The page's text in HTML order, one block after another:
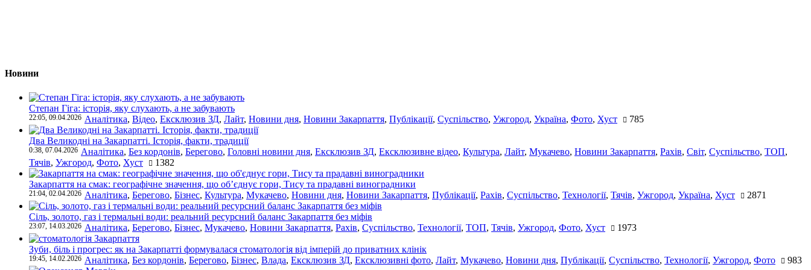
Новини
Степан Гіга: історія, яку слухають, а не забувають
22:05, 09.04.2026 Аналітика, Відео, Ексклюзив ЗД, Лайт, Новини дня, Новини Закарпаття, Публікації, Суспільство, Ужгород, Україна, Фото, Хуст 785
Два Великодні на Закарпатті. Історія, факти, традиції
0:38, 07.04.2026 Аналітика, Без кордонів, Берегово, Головні новини дня, Ексклюзив ЗД, Ексклюзивне відео, Культура, Лайт, Мукачево, Новини Закарпаття, Рахів, Світ, Суспільство, ТОП,
Тячів, Ужгород, Фото, Хуст 1382
Закарпаття на смак: географічне значення, що об’єднує гори, Тису та прадавні виноградники
21:04, 02.04.2026 Аналітика, Берегово, Бізнес, Культура, Мукачево, Новини дня, Новини Закарпаття, Публікації, Рахів, Суспільство, Технології, Тячів, Ужгород, Україна, Хуст 2871
Сіль, золото, газ і термальні води: реальний ресурсний баланс Закарпаття без міфів
23:07, 14.03.2026 Аналітика, Берегово, Бізнес, Мукачево, Новини Закарпаття, Рахів, Суспільство, Технології, ТОП, Тячів, Ужгород, Фото, Хуст 1973
Зуби, біль і прогрес: як на Закарпатті формувалася стоматологія від імперій до приватних клінік
19:45, 14.02.2026 Аналітика, Без кордонів, Берегово, Бізнес, Влада, Ексклюзив ЗД, Ексклюзивні фото, Лайт, Мукачево, Новини дня, Публікації, Суспільство, Технології, Ужгород, Фото 983